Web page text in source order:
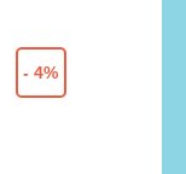
- 4%